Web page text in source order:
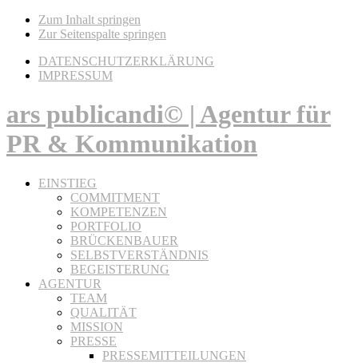
Zum Inhalt springen
Zur Seitenspalte springen
DATENSCHUTZERKLÄRUNG
IMPRESSUM
ars publicandi© | Agentur für
PR & Kommunikation
EINSTIEG
COMMITMENT
KOMPETENZEN
PORTFOLIO
BRÜCKENBAUER
SELBSTVERSTÄNDNIS
BEGEISTERUNG
AGENTUR
TEAM
QUALITÄT
MISSION
PRESSE
PRESSEMITTEILUNGEN